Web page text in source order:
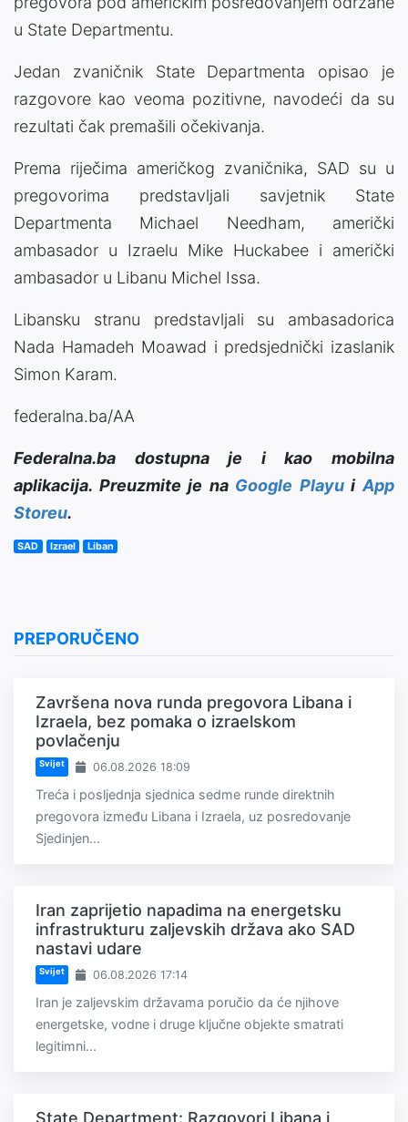
u State Departmentu.
Jedan zvaničnik State Departmenta opisao je
razgovore kao veoma pozitivne, navodeći da su
rezultati čak premašili očekivanja.
Prema riječima američkog zvaničnika, SAD su u
pregovorima predstavljali savjetnik State
Departmenta Michael Needham, američki
ambasador u Izraelu Mike Huckabee i američki
ambasador u Libanu Michel Issa.
Libansku stranu predstavljali su ambasadorica
Nada Hamadeh Moawad i predsjednički izaslanik
Simon Karam.
federalna.ba/AA
Federalna.ba dostupna je i kao mobilna
aplikacija. Preuzmite je na Google PlayuiApp
Storeu.
SAD Izrael Liban
PREPORUČENO
Završena nova runda pregovora Libana i
Izraela, bez pomaka o izraelskom
povlačenju
Svijet 06.08.2026 18:09
Treća i posljednja sjednica sedme runde direktnih
pregovora između Libana i Izraela, uz posredovanje
Sjedinjen...
Iran zaprijetio napadima na energetsku
infrastrukturu zaljevskih država ako SAD
nastavi udare
Svijet 06.08.2026 17:14
Iran je zaljevskim državama poručio da će njihove
energetske, vodne i druge ključne objekte smatrati
legitimni...
State Department: Razgovori Libana i